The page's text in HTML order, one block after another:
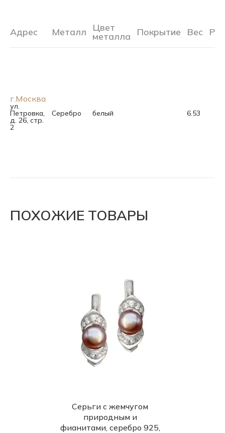
Адрес Металл Цвет
металла Покрытие Вес
г.Москва
ул.
Петровка,
д. 26, стр.
2
Серебро белый 6.53
ПОХОЖИЕ ТОВАРЫ
Серьги с жемчугом
природным и
фианитами, серебро 925,